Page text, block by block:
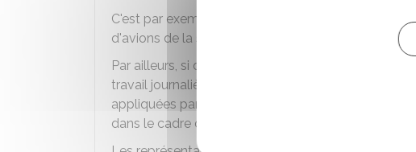
C'est par exemple le cas pour les personnels
d'avions de la sécurité civile.
Par ailleurs, si des
travail journalière et hebdomadaire et des durées
appliquées par un chef de service pour une durée
dans le cadre d'une crise sanitaire.